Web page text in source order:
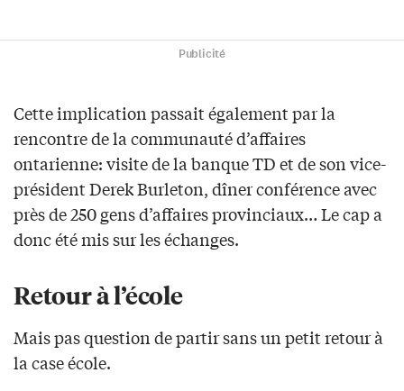
Publicité
Cette implication passait également par la
rencontre de la communauté d’affaires
ontarienne: visite de la banque TD et de son vice-
président Derek Burleton, dîner conférence avec
près de 250 gens d’affaires provinciaux… Le cap a
donc été mis sur les échanges.
Retour à l’école
Mais pas question de partir sans un petit retour à
la case école.